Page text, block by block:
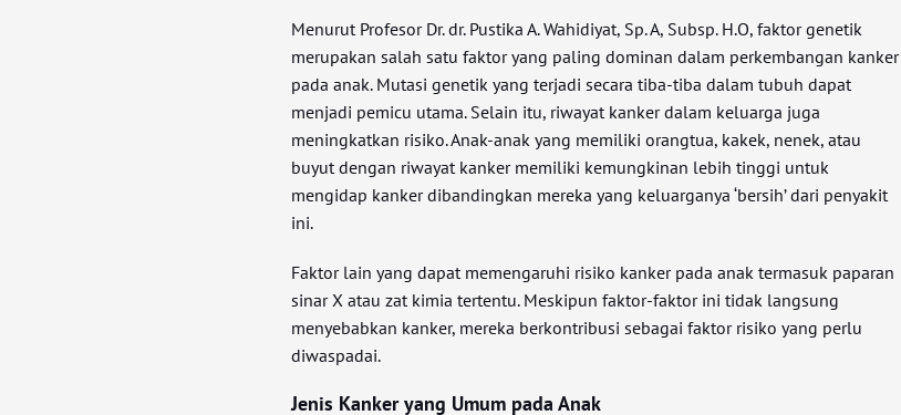
Menurut Profesor Dr. dr. Pustika A. Wahidiyat, Sp. A, Subsp. H.O, faktor genetik
merupakan salah satu faktor yang paling dominan dalam perkembangan kanker
pada anak. Mutasi genetik yang terjadi secara tiba-tiba dalam tubuh dapat
menjadi pemicu utama. Selain itu, riwayat kanker dalam keluarga juga
meningkatkan risiko. Anak-anak yang memiliki orangtua, kakek, nenek, atau
buyut dengan riwayat kanker memiliki kemungkinan lebih tinggi untuk
mengidap kanker dibandingkan mereka yang keluarganya ‘bersih’ dari penyakit
ini.
Faktor lain yang dapat memengaruhi risiko kanker pada anak termasuk paparan
sinar X atau zat kimia tertentu. Meskipun faktor-faktor ini tidak langsung
menyebabkan kanker, mereka berkontribusi sebagai faktor risiko yang perlu
diwaspadai.
Jenis Kanker yang Umum pada Anak